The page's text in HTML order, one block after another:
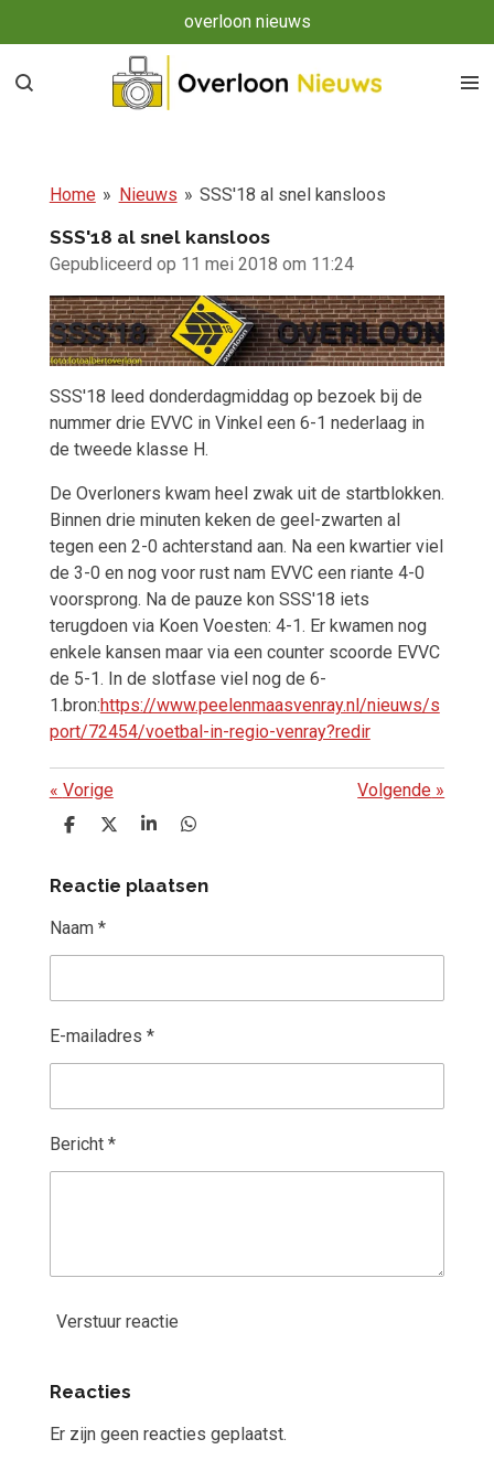
direct
naar
overloon nieuws
Home » Nieuws » SSS'18 al snel kansloos
SSS'18 al snel kansloos
Gepubliceerd op 11 mei 2018 om 11:24
SSS'18 leed donderdagmiddag op bezoek bij de
nummer drie EVVC in Vinkel een 6-1 nederlaag in
de tweede klasse H.
De Overloners kwam heel zwak uit de startblokken.
Binnen drie minuten keken de geel-zwarten al
tegen een 2-0 achterstand aan. Na een kwartier viel
de 3-0 en nog voor rust nam EVVC een riante 4-0
voorsprong. Na de pauze kon SSS'18 iets
terugdoen via Koen Voesten: 4-1. Er kwamen nog
enkele kansen maar via een counter scoorde EVVC
de 5-1. In de slotfase viel nog de 6-
1.bron:https://www.peelenmaasvenray.nl/nieuws/s
port/72454/voetbal-in-regio-venray?redir
« Vorige Volgende »
D
e
D
l
S
r
D
e
Reactie plaatsen
Naam *
E-mailadres *
Bericht *
Verstuur reactie
Reacties
Er zijn geen reacties geplaatst.